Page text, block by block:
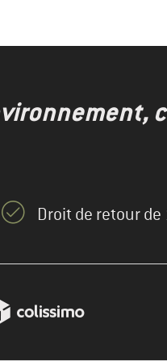
Droit de retour